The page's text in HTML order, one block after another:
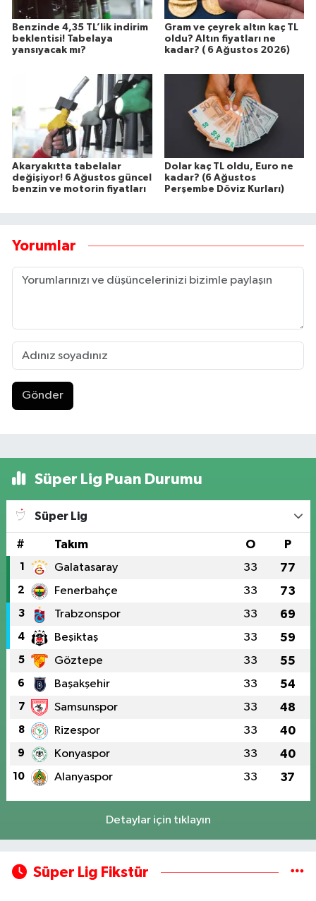
Benzinde 4,35 TL’lik indirim
beklentisi! Tabelaya
yansıyacak mı?
Gram ve çeyrek altın kaç TL
oldu? Altın fiyatları ne
kadar? ( 6 Ağustos 2026)
Akaryakıtta tabelalar
değişiyor! 6 Ağustos güncel
benzin ve motorin fiyatları
Dolar kaç TL oldu, Euro ne
kadar? (6 Ağustos
Perşembe Döviz Kurları)
Yorumlar
Gönder
Süper Lig Puan Durumu
Süper Lig
# Takım O P
1 Galatasaray 33 77
2 Fenerbahçe 33 73
3 Trabzonspor 33 69
4 Beşiktaş 33 59
5 Göztepe 33 55
6 Başakşehir 33 54
7 Samsunspor 33 48
8 Rizespor 33 40
9 Konyaspor 33 40
10 Alanyaspor 33 37
Detaylar için tıklayın
Süper Lig Fikstür